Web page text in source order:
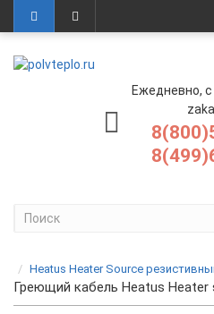
Ежедневно,
Heatus Heater Source
Греющий кабель Heatus Heater